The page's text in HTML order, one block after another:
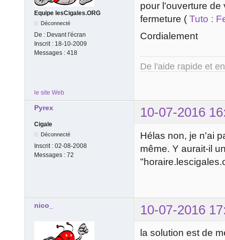
Equipe lesCigales.ORG
Déconnecté
De : Devant l'écran
Inscrit : 18-10-2009
Messages : 418
pour l'ouverture de
fermeture ( Tuto :
Cordialement
De l'aide rapide et
le site Web
Pyrex 10-07-2016
Cigale
Déconnecté
Inscrit : 02-08-2008
Messages : 72
Hélas non, je n'ai
même. Y aurait-il
nico_ 10-07-2016
la solution est de